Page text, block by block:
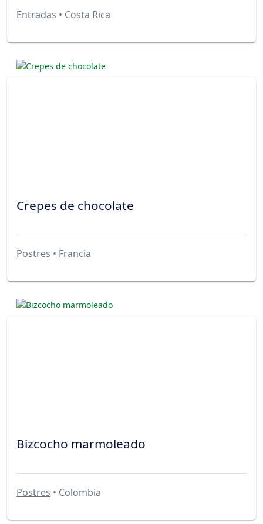
Entradas • Costa Rica
Crepes de chocolate
Postres • Francia
Bizcocho marmoleado
Postres • Colombia